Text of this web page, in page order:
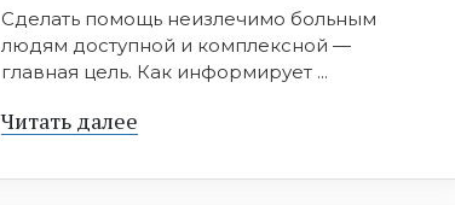
Сделать помощь неизлечимо больным
людям доступной и комплексной —
главная цель. Как информирует ...
Читать далее